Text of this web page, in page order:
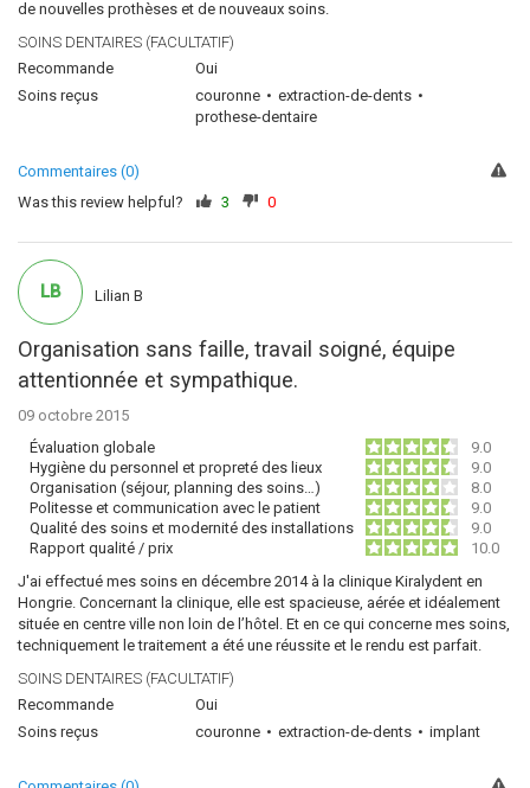
de nouvelles prothèses et de nouveaux soins.
SOINS DENTAIRES (FACULTATIF)
Recommande
Oui
Soins reçus
couronne
extraction-de-dents
prothese-dentaire
Commentaires (0)
Was this review helpful?
3 0
Organisation sans faille, travail soigné, équipe
attentionnée et sympathique.
09 octobre 2015
Évaluation globale
9.0
Hygiène du personnel et propreté des lieux
9.0
Organisation (séjour, planning des soins…)
8.0
Politesse et communication avec le patient
9.0
Qualité des soins et modernité des installations
9.0
Rapport qualité / prix
10.0
J'ai effectué mes soins en décembre 2014 à la clinique Kiralydent en
Hongrie. Concernant la clinique, elle est spacieuse, aérée et idéalement
située en centre ville non loin de l’hôtel. Et en ce qui concerne mes soins,
techniquement le traitement a été une réussite et le rendu est parfait.
SOINS DENTAIRES (FACULTATIF)
Recommande
Oui
Soins reçus
couronne extraction-de-dents implant
LB Lilian B